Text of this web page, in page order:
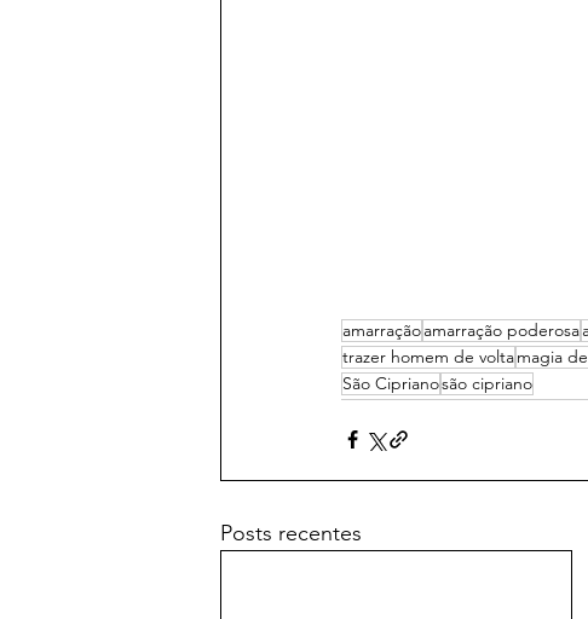
amarraçãoamarração poderosa
trazer homem de voltamagia
São Ciprianosão cipriano
Posts recentes